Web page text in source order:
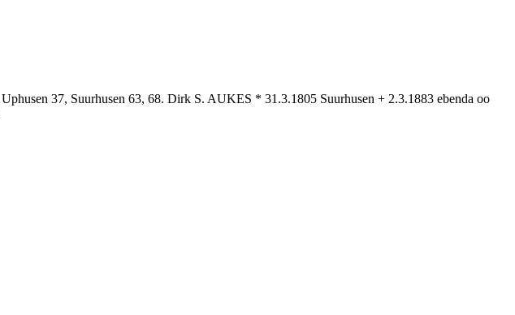
37, Suurhusen 63, 68. Dirk S. AUKES * 31.3.1805 Suurhusen + 2.3.1883 ebenda oo